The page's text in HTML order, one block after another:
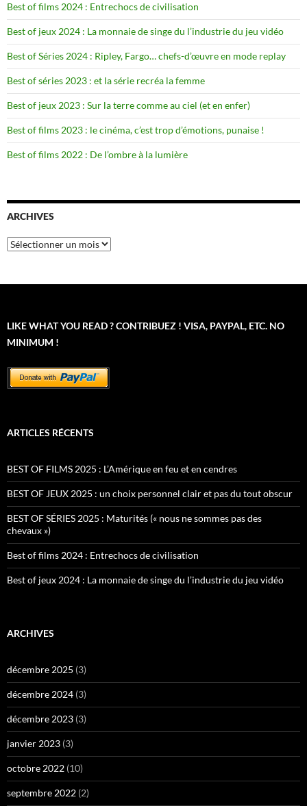
Best of films 2024 : Entrechocs de civilisation
Best of jeux 2024 : La monnaie de singe du l’industrie du jeu vidéo
Best of Séries 2024 : Ripley, Fargo… chefs-d’œuvre en mode replay
Best of séries 2023 : et la série recréa la femme
Best of jeux 2023 : Sur la terre comme au ciel (et en enfer)
Best of films 2023 : le cinéma, c’est trop d’émotions, punaise !
Best of films 2022 : De l’ombre à la lumière
ARCHIVES
Archives
LIKE WHAT YOU READ ? CONTRIBUEZ ! VISA, PAYPAL, ETC. NO
MINIMUM !
ARTICLES RÉCENTS
BEST OF FILMS 2025 : L’Amérique en feu et en cendres
BEST OF JEUX 2025 : un choix personnel clair et pas du tout obscur
BEST OF SÉRIES 2025 : Maturités (« nous ne sommes pas des
chevaux »)
Best of films 2024 : Entrechocs de civilisation
Best of jeux 2024 : La monnaie de singe du l’industrie du jeu vidéo
ARCHIVES
décembre 2025 (3)
décembre 2024 (3)
décembre 2023 (3)
janvier 2023 (3)
octobre 2022 (10)
septembre 2022 (2)